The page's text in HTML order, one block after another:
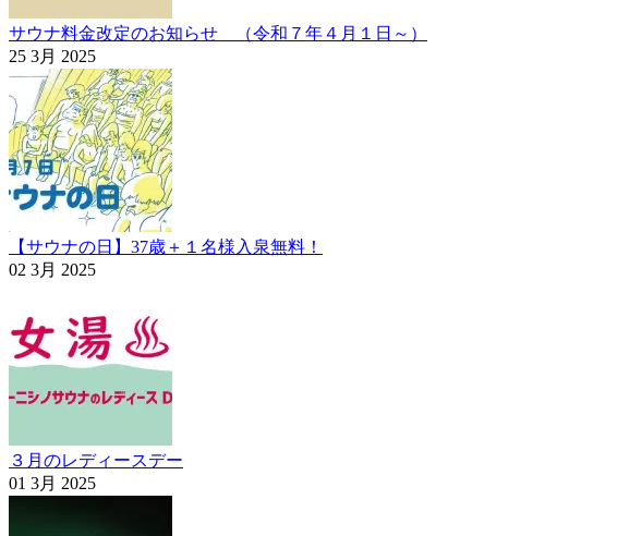
サウナ料金改定のお知らせ （令和７年４月１日～）
25 3月 2025
【サウナの日】37歳＋１名様入泉無料！
02 3月 2025
３月のレディースデー
01 3月 2025